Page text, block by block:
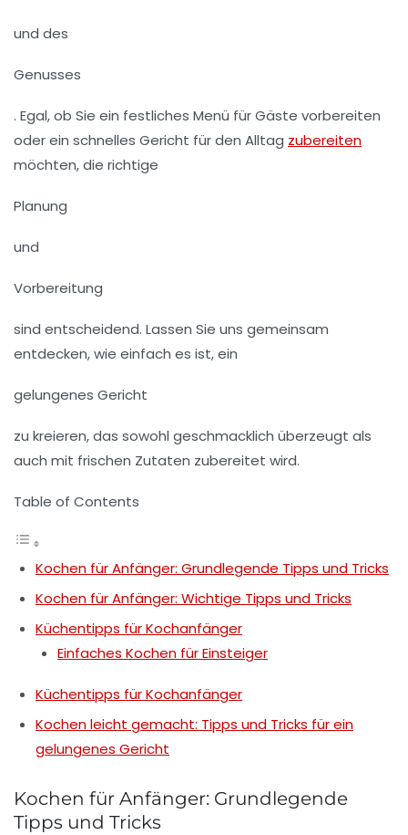
und des
Genusses
. Egal, ob Sie ein festliches Menü für Gäste vorbereiten
oder ein schnelles Gericht für den Alltag zubereiten
möchten, die richtige
Planung
und
Vorbereitung
sind entscheidend. Lassen Sie uns gemeinsam
entdecken, wie einfach es ist, ein
gelungenes Gericht
zu kreieren, das sowohl geschmacklich überzeugt als
auch mit frischen Zutaten zubereitet wird.
Table of Contents
Kochen für Anfänger: Grundlegende Tipps und Tricks
Kochen für Anfänger: Wichtige Tipps und Tricks
Küchentipps für Kochanfänger
Einfaches Kochen für Einsteiger
Küchentipps für Kochanfänger
Kochen leicht gemacht: Tipps und Tricks für ein
gelungenes Gericht
Kochen für Anfänger: Grundlegende
Tipps und Tricks